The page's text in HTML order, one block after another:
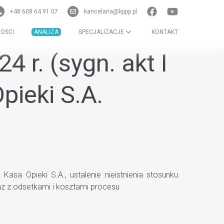
+48 608 64 91 07 kancelaria@kppp.pl
ANALIZA SPECJALIZACJE KONTAKT
r. (sygn. akt I
S.A.
Opieki S.A., ustalenie nieistnienia stosunku
z odsetkami i kosztami procesu